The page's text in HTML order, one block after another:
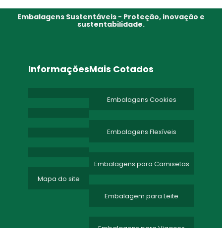
Embalagens Sustentáveis - Proteção, inovação e
sustentabilidade.
Informações
Mapa do site
Mais Cotados
Embalagens Cookies
Embalagens Flexíveis
Embalagens para Camisetas
Embalagem para Leite